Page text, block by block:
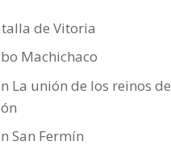
de Vitoria
Machichaco
La unión de los reinos de
San Fermín